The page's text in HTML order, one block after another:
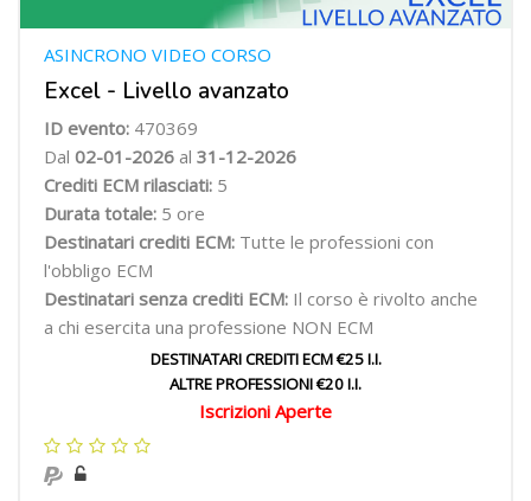
Excel - Livello avanzato
ASINCRONO VIDEO CORSO
ID evento: 470369
Dal 02-01-2026 al 31-12-2026
Crediti ECM rilasciati: 5
Durata totale: 5 ore
Destinatari crediti ECM: Tutte le professioni con
l'obbligo ECM
Destinatari senza crediti ECM: Il corso è rivolto anche
a chi esercita una professione NON ECM
DESTINATARI CREDITI ECM €25 I.I.
ALTRE PROFESSIONI €20 I.I.
Iscrizioni Aperte